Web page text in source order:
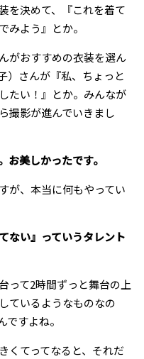
を決めて、『これを着て
みよう』とか。
がおすすめの衣装を選ん
）さんが『私、ちょっと
たい！』とか。みんなが
撮影が進んでいきまし
お美しかったです。
が、本当に何もやってい
ない』っていうタレント
って2時間ずっと舞台の上
ているようなものなの
すよね。
くてってなると、それだ